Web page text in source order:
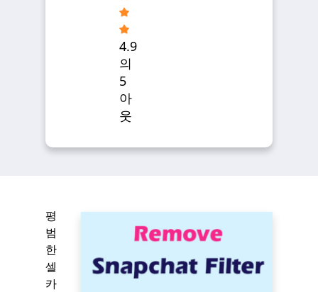
4.9
의
5
아
웃
평
범
한
셀
카